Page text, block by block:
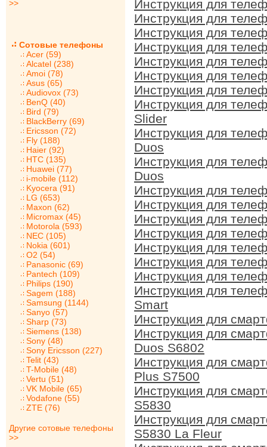
>>
Сотовые телефоны
Acer (59)
Alcatel (238)
Amoi (78)
Asus (65)
Audiovox (73)
BenQ (40)
Bird (79)
BlackBerry (69)
Ericsson (72)
Fly (188)
Haier (92)
HTC (135)
Huawei (77)
i-mobile (112)
Kyocera (91)
LG (653)
Maxon (62)
Micromax (45)
Motorola (593)
NEC (105)
Nokia (601)
O2 (54)
Panasonic (69)
Pantech (109)
Philips (190)
Sagem (188)
Samsung (1144)
Sanyo (57)
Sharp (73)
Siemens (138)
Sony (48)
Sony Ericsson (227)
Telit (43)
T-Mobile (48)
Vertu (51)
VK Mobile (65)
Vodafone (55)
ZTE (76)
Другие сотовые телефоны
>>
Инструкция для
Инструкция для
Инструкция для
Инструкция для
Инструкция для
Инструкция для
Инструкция для
Инструкция для
Slider
Инструкция для
Duos
Инструкция для
Duos
Инструкция для
Инструкция для
Инструкция для
Инструкция для
Инструкция для
Инструкция для
Инструкция для
Инструкция для
Smart
Инструкция для
Инструкция для
Duos S6802
Инструкция для
Plus S7500
Инструкция для
S5830
Инструкция для
S5830 La Fleur